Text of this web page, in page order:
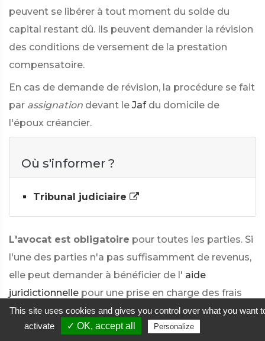
peuvent se libérer à tout moment du solde du
capital restant dû. Ils peuvent demander la révision
des conditions de versement de la prestation
compensatoire.
En cas de demande de révision, la procédure se fait
par assignation devant le Jaf du domicile de
l'époux créancier.
Où s'informer ?
Tribunal judiciaire
L'avocat est obligatoire pour toutes les parties. Si
l'une des parties n'a pas suffisamment de revenus,
elle peut demander à bénéficier de l' aide
juridictionnelle pour une prise en charge des frais
liés à la procédure (avocat, commissaire de
justice...).
This site uses cookies and gives you control over what you want
activate
✓ OK, accept all Personalize